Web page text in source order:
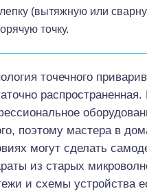
(вытяжную или
точку.
точечного
распространенная.
поэтому мастера в
могут сделать
из старых
и схемы устройства